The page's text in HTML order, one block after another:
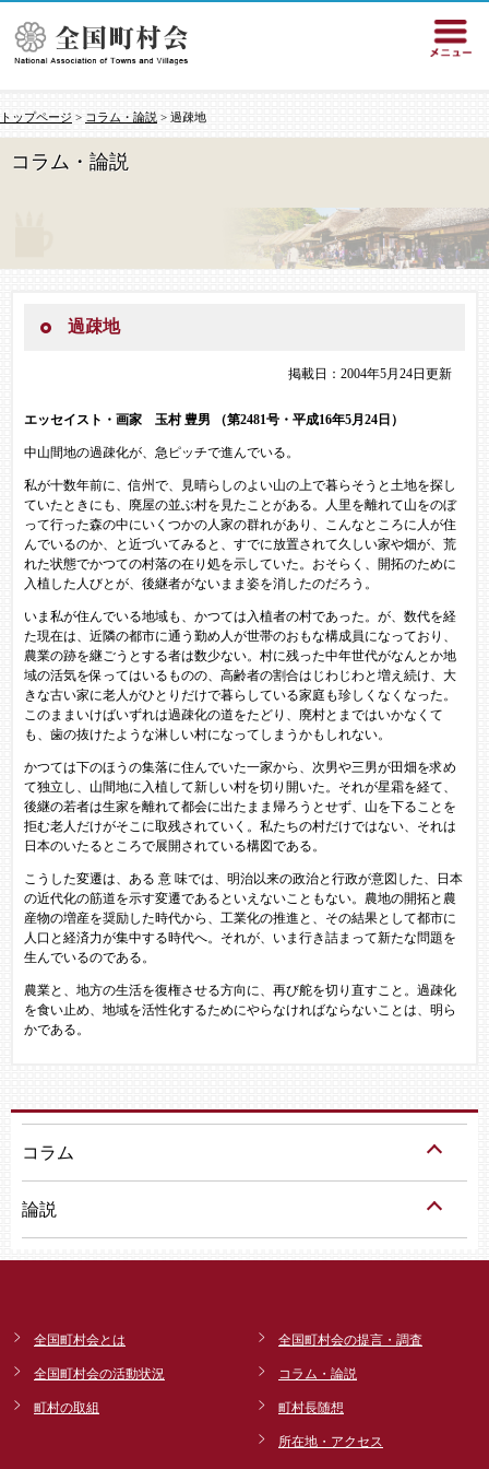
トップページ > コラム・論説 > 過疎地
コラム・論説
過疎地
掲載日：2004年5月24日更新
エッセイスト・画家 玉村 豊男 （第2481号・平成16年5月24日）
中山間地の過疎化が、急ピッチで進んでいる。
私が十数年前に、信州で、見晴らしのよい山の上で暮らそうと土地を探し
ていたときにも、廃屋の並ぶ村を見たことがある。人里を離れて山をのぼ
って行った森の中にいくつかの人家の群れがあり、こんなところに人が住
んでいるのか、と近づいてみると、すでに放置されて久しい家や畑が、荒
れた状態でかつての村落の在り処を示していた。おそらく、開拓のために
入植した人びとが、後継者がないまま姿を消したのだろう。
いま私が住んでいる地域も、かつては入植者の村であった。が、数代を経
た現在は、近隣の都市に通う勤め人が世帯のおもな構成員になっており、
農業の跡を継ごうとする者は数少ない。村に残った中年世代がなんとか地
域の活気を保ってはいるものの、高齢者の割合はじわじわと増え続け、大
きな古い家に老人がひとりだけで暮らしている家庭も珍しくなくなった。
このままいけばいずれは過疎化の道をたどり、廃村とまではいかなくて
も、歯の抜けたような淋しい村になってしまうかもしれない。
かつては下のほうの集落に住んでいた一家から、次男や三男が田畑を求め
て独立し、山間地に入植して新しい村を切り開いた。それが星霜を経て、
後継の若者は生家を離れて都会に出たまま帰ろうとせず、山を下ることを
拒む老人だけがそこに取残されていく。私たちの村だけではない、それは
日本のいたるところで展開されている構図である。
こうした変遷は、ある 意 味では、明治以来の政治と行政が意図した、日本
の近代化の筋道を示す変遷であるといえないこともない。農地の開拓と農
産物の増産を奨励した時代から、工業化の推進と、その結果として都市に
人口と経済力が集中する時代へ。それが、いま行き詰まって新たな問題を
生んでいるのである。
農業と、地方の生活を復権させる方向に、再び舵を切り直すこと。過疎化
を食い止め、地域を活性化するためにやらなければならないことは、明ら
かである。
コラム
論説
全国町村会とは
全国町村会の活動状況
町村の取組
全国町村会の提言・調査
コラム・論説
町村長随想
所在地・アクセス